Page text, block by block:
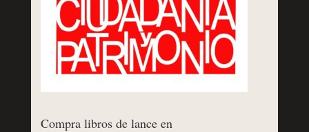
Compra libros de lance en